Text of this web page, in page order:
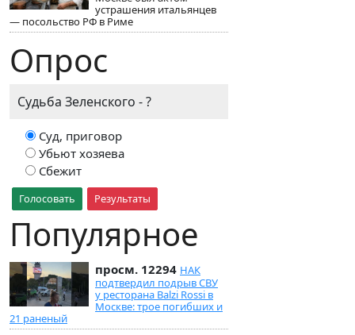
устрашения итальянцев
— посольство РФ в Риме
Опрос
Судьба Зеленского - ?
Суд, приговор
Убьют хозяева
Сбежит
Голосовать Результаты
Популярное
просм. 12294 НАК
подтвердил подрыв СВУ
у ресторана Balzi Rossi в
Москве: трое погибших и
21 раненый